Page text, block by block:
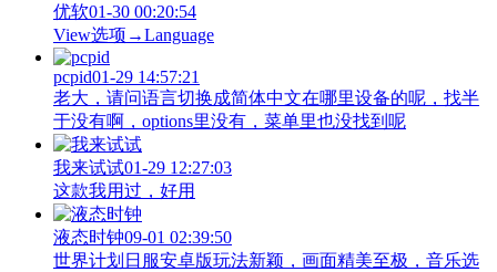
优软01-30 00:20:54
View‌选项→Language
pcpid01-29 14:57:21
老大，请问语言切换成简体中文在哪里设备的呢，找半
于没有啊，options里没有，菜单里也没找到呢
我来试试01-29 12:27:03
这款我用过，好用
液态时钟09-01 02:39:50
世界计划日服安卓版玩法新颖，画面精美至极，音乐选